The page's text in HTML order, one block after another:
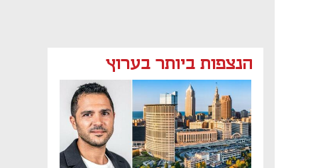
הנצפות ביותר בערוץ